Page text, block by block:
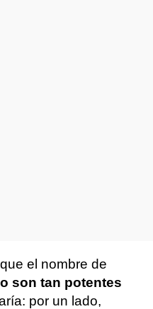
el nombre de
son tan potentes
por un lado,